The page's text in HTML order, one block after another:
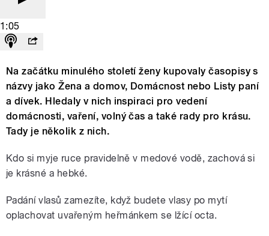
1:05
Na začátku minulého století ženy kupovaly časopisy s
názvy jako Žena a domov, Domácnost nebo Listy paní
a dívek. Hledaly v nich inspiraci pro vedení
domácnosti, vaření, volný čas a také rady pro krásu.
Tady je několik z nich.
Kdo si myje ruce pravidelně v medové vodě, zachová si
je krásné a hebké.
Padání vlasů zamezíte, když budete vlasy po mytí
oplachovat uvařeným heřmánkem se lžící octa.